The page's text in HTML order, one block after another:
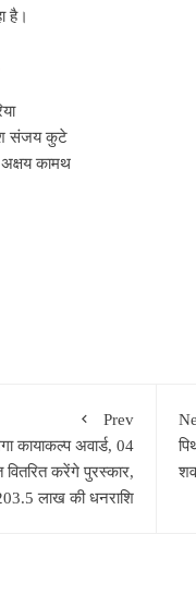
है।
संजय कुटे
कामथ
Prev
कायाकल्प अवार्ड, 04
वितरित करेंगे पुरस्कार,
लाख की धनराशि